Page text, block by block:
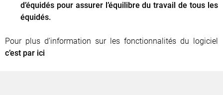
d’équidés pour assurer l’équilibre du travail de tous les
équidés.
Pour plus d’information sur les fonctionnalités du logiciel
c’est par ici